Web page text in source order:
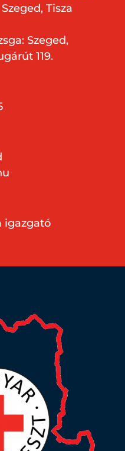
Tisza
Szeged,
119.
igazgató